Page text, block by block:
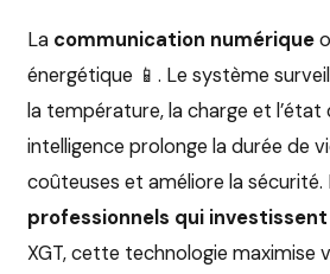
La communication numérique
énergétique 📱. Le système
la température, la charge et l’état
intelligence prolonge la durée de
coûteuses et améliore la sécurité.
professionnels qui investissent
XGT, cette technologie maximise